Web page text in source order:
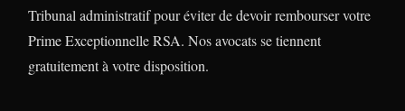
Tribunal administratif pour éviter de devoir rembourser votre
Prime Exceptionnelle RSA. Nos avocats se tiennent
gratuitement à votre disposition.